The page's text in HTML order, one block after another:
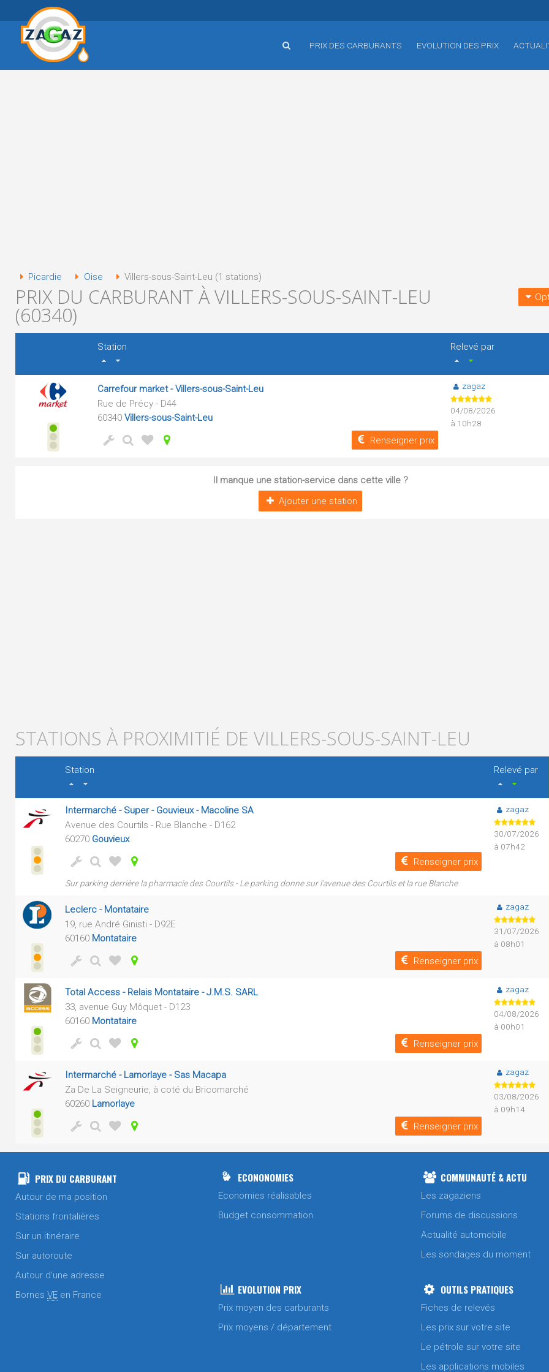
PRIX DES CARBURANTS EVOLUTION DES PRIX
Picardie Oise Villers-sous-Saint-Leu (1 stations)
PRIX DU CARBURANT À VILLERS-SOUS-SAINT-LEU
(60340)
Station
Relevé par
Carrefour market - Villers-sous-Saint-Leu
Rue de Précy - D44
60340 Villers-sous-Saint-Leu
Renseigner prix
zagaz
04/08/2026
à 10h28
Il manque une station-service dans cette ville ?
Ajouter une station
STATIONS À PROXIMITIÉ DE VILLERS-SOUS-SAINT-LEU
Station
Relevé par
Intermarché - Super - Gouvieux - Macoline SA
Avenue des Courtils - Rue Blanche - D162
60270 Gouvieux
Renseigner prix
Sur parking derrière la pharmacie des Courtils - Le parking donne sur l'avenue des Courtils et la rue Blanche
zagaz
30/07/2026
à 07h42
Leclerc - Montataire
19, rue André Ginisti - D92E
60160 Montataire
Renseigner prix
zagaz
31/07/2026
à 08h01
Total Access - Relais Montataire - J.M.S. SARL
33, avenue Guy Môquet - D123
60160 Montataire
Renseigner prix
zagaz
04/08/2026
à 00h01
Intermarché - Lamorlaye - Sas Macapa
Za De La Seigneurie, à coté du Bricomarché
60260 Lamorlaye
Renseigner prix
zagaz
03/08/2026
à 09h14
PRIX DU CARBURANT
Autour de ma position
Stations frontalières
Sur un itinéraire
Sur autoroute
Autour d'une adresse
Bornes VE en France
ECONONOMIES
Economies réalisables
Budget consommation
COMMUNAUTÉ & ACTU
Les zagaziens
Forums de discussions
Actualité automobile
Les sondages du moment
EVOLUTION PRIX
Prix moyen des carburants
Prix moyens / département
OUTILS PRATIQUES
Fiches de relevés
Les prix sur votre site
Le pétrole sur votre site
Les applications mobiles